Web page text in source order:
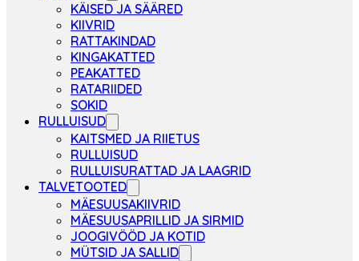
KÄISED JA SÄÄRED
KIIVRID
RATTAKINDAD
KINGAKATTED
PEAKATTED
RATARIIDED
SOKID
RULLUISUD
KAITSMED JA RIIETUS
RULLUISUD
RULLUISURATTAD JA LAAGRID
TALVETOOTED
MÄESUUSAKIIVRID
MÄESUUSAPRILLID JA SIRMID
JOOGIVÖÖD JA KOTID
MÜTSID JA SALLID